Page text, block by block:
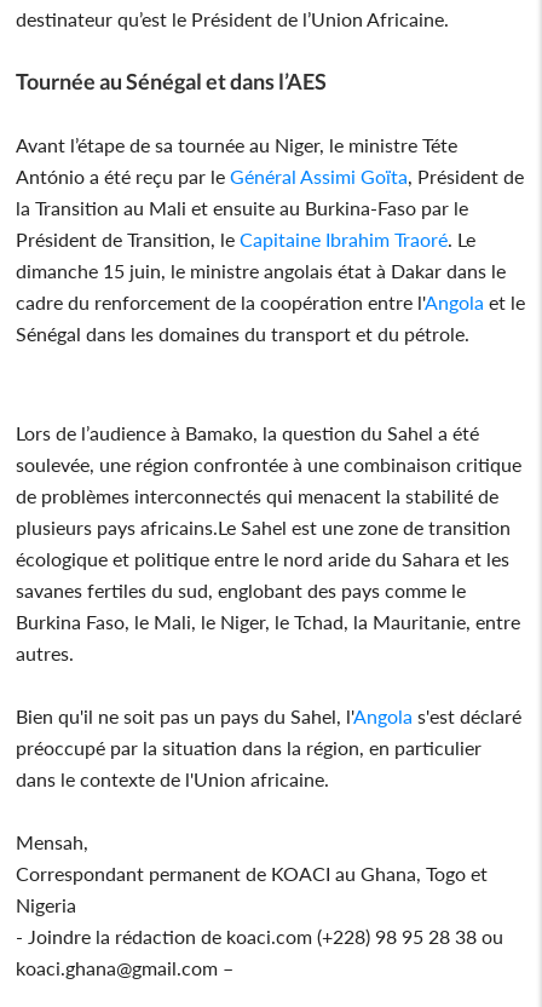
destinateur qu’est le Président de l’Union Africaine.
Tournée au Sénégal et dans l’AES
Avant l’étape de sa tournée au Niger, le ministre Téte
António a été reçu par le Général Assimi Goïta , Président de
la Transition au Mali et ensuite au Burkina-Faso par le
Président de Transition, le Capitaine Ibrahim Traoré . Le
dimanche 15 juin, le ministre angolais état à Dakar dans le
cadre du renforcement de la coopération entre l'Angola et le
Sénégal dans les domaines du transport et du pétrole.
Lors de l’audience à Bamako, la question du Sahel a été
soulevée, une région confrontée à une combinaison critique
de problèmes interconnectés qui menacent la stabilité de
plusieurs pays africains.Le Sahel est une zone de transition
écologique et politique entre le nord aride du Sahara et les
savanes fertiles du sud, englobant des pays comme le
Burkina Faso, le Mali, le Niger, le Tchad, la Mauritanie, entre
autres.
Bien qu'il ne soit pas un pays du Sahel, l'Angola s'est déclaré
préoccupé par la situation dans la région, en particulier
dans le contexte de l'Union africaine.
Mensah,
Correspondant permanent de KOACI au Ghana, Togo et
Nigeria
- Joindre la rédaction de koaci.com (+228) 98 95 28 38 ou
koaci.ghana@gmail.com –